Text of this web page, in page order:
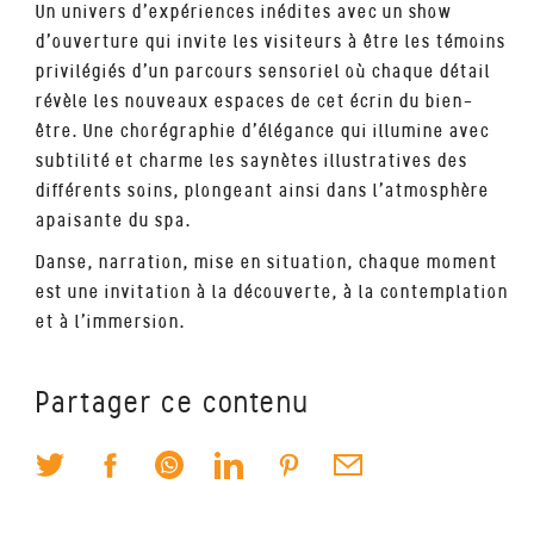
Un univers d’expériences inédites avec un show
d’ouverture qui invite les visiteurs à être les témoins
privilégiés d’un parcours sensoriel où chaque détail
révèle les nouveaux espaces de cet écrin du bien-
être. Une chorégraphie d’élégance qui illumine avec
subtilité et charme les saynètes illustratives des
différents soins, plongeant ainsi dans l’atmosphère
apaisante du spa.
Danse, narration, mise en situation, chaque moment
est une invitation à la découverte, à la contemplation
et à l’immersion.
Partager ce contenu